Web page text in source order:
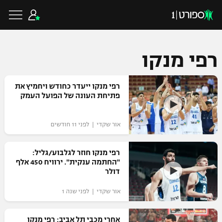
כדורגל ישראלי
ליגת העל
גביע הטוטו
ליגיונרים
גביע המדינה
כדורגל עולמי
ליגת האלופות
ליגה אירופית
ליגה אנגלית
כדורסל ישראלי
ליגת ווינר סל
ליגה לאומית
כדורסל עולמי
NBA
רפי מנקו
רפי מנקו ייעדר כחודש ויחמיץ את
פתיחת העונה של הפועל העמק
אור שקדי | לפני 11 חודשים
רפי מנקו חוזר לגלבוע/גליל:
"החתמה ענקית". ירוויח 450 אלף
דולר
אור שקדי | לפני שנה 1
אחרי מכבי תל אביב: רפי מנקו